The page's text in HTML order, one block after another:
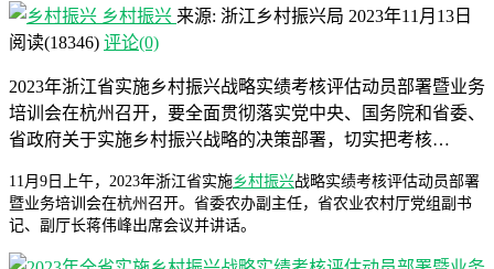
乡村振兴 来源: 浙江乡村振兴局 2023年11月13日
阅读(18346) 评论(0)
2023年浙江省实施乡村振兴战略实绩考核评估动员部署暨业务
培训会在杭州召开，要全面贯彻落实党中央、国务院和省委、
省政府关于实施乡村振兴战略的决策部署，切实把考核…
11月9日上午，2023年浙江省实施乡村振兴战略实绩考核评估动员部署
暨业务培训会在杭州召开。省委农办副主任，省农业农村厅党组副书
记、副厅长蒋伟峰出席会议并讲话。